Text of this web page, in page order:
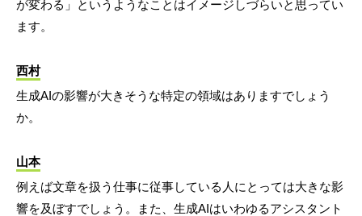
が変わる」というようなことはイメージしづらいと思ってい
ます。
西村
生成AIの影響が大きそうな特定の領域はありますでしょう
か。
山本
例えば文章を扱う仕事に従事している人にとっては大きな影
響を及ぼすでしょう。また、生成AIはいわゆるアシスタント